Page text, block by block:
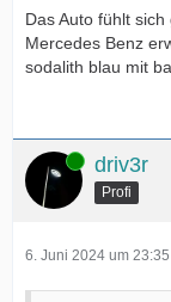
Das Auto fühlt
Mercedes Benz
sodalith blau mit
Online driv3r
Profi
6. Juni 2024 um 23:35